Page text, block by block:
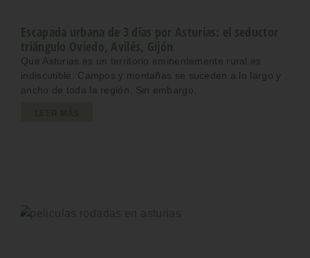
Escapada urbana de 3 días por Asturias: el seductor
triángulo Oviedo, Avilés, Gijón
Que Asturias es un territorio eminentemente rural es
indiscutible. Campos y montañas se suceden a lo largo y
ancho de toda la región. Sin embargo,